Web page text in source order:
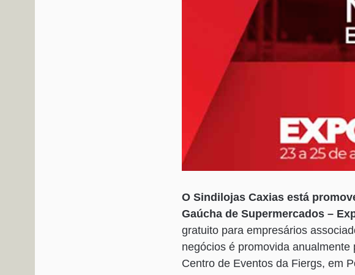
O Sindilojas Caxias está
Gaúcha de Supermercados –
gratuito para empresários
negócios é promovida
Centro de Eventos da Fiergs, em